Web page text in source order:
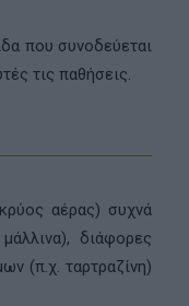
που συνοδεύεται
τις παθήσεις.
αέρας) συχνά
διάφορες
(π.χ. ταρτραζίνη)